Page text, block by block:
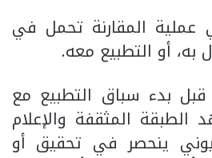
عملية المقارنة تحمل في
به، أو التطبيع معه.
بدء سباق التطبيع مع
المثقفة والإعلام
ينحصر في تحقيق أو